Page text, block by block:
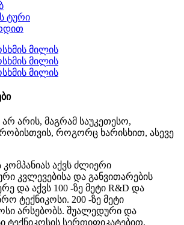
ტური
არ არის, მაგრამ საუკეთესო,
როგორც ხარისხით, ასევე